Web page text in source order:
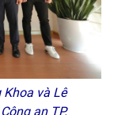
và Lê
an TP.